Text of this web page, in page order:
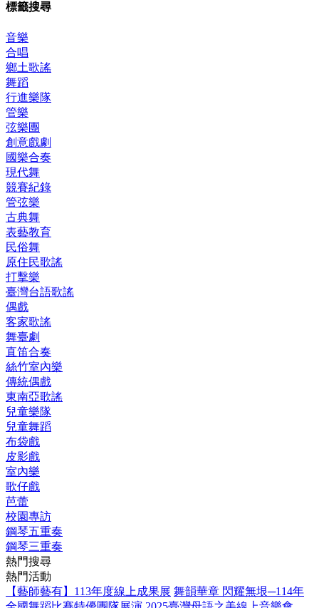
標籤搜尋
音樂
合唱
鄉土歌謠
舞蹈
行進樂隊
管樂
弦樂團
創意戲劇
國樂合奏
現代舞
競賽紀錄
管弦樂
古典舞
表藝教育
民俗舞
原住民歌謠
打擊樂
臺灣台語歌謠
偶戲
客家歌謠
舞臺劇
直笛合奏
絲竹室內樂
傳統偶戲
東南亞歌謠
兒童樂隊
兒童舞蹈
布袋戲
皮影戲
室內樂
歌仔戲
芭蕾
校園專訪
鋼琴五重奏
鋼琴三重奏
熱門搜尋
熱門活動
【藝師藝有】113年度線上成果展 舞韻華章 閃耀無垠─114年